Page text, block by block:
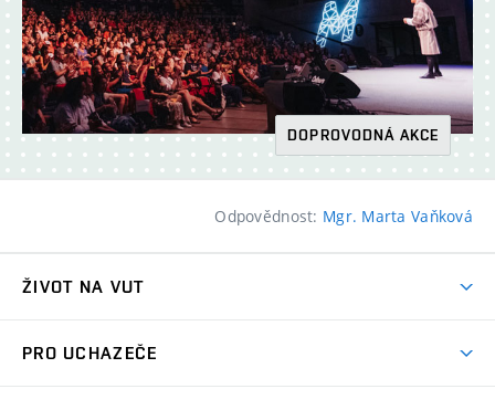
DOPROVODNÁ AKCE
Odpovědnost: Mgr. Marta Vaňková
ŽIVOT NA VUT
PRO UCHAZEČE